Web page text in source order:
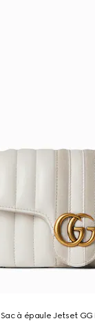
Sac à épaule Jetset